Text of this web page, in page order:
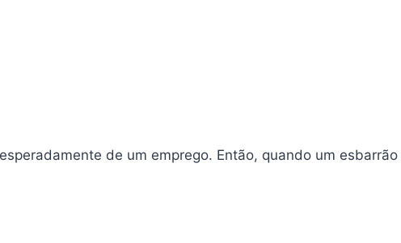
de um emprego. Então, quando um esbarrão